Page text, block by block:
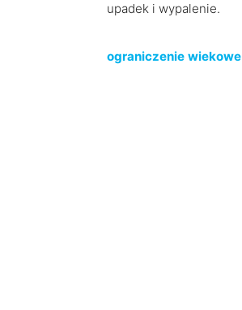
upadek i wypalenie.
ograniczenie wiekowe